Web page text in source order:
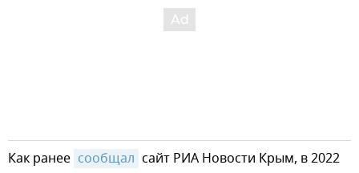
Как ранее сообщал сайт РИА Новости Крым, в 2022